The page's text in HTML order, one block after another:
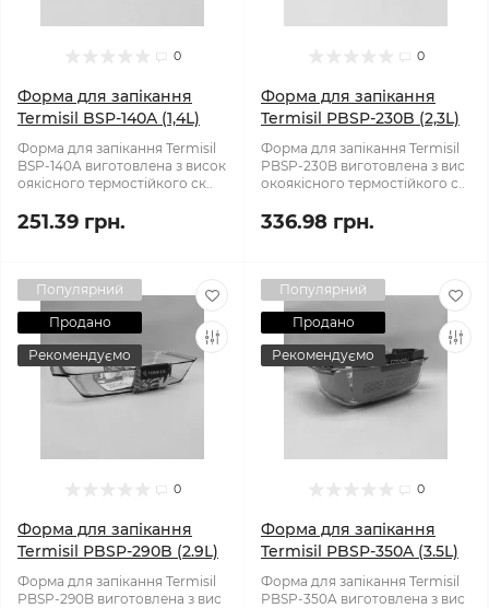
0
Форма для запікання
Termisil BSP-140A (1,4L)
Форма для запікання Termisil
BSP-140A виготовлена з висок
оякісного термостійкого ск..
251.39 грн.
0
Форма для запікання
Termisil PBSP-230B (2,3L)
Форма для запікання Termisil
PBSP-230B виготовлена з вис
окоякісного термостійкого с..
336.98 грн.
Популярний
Продано
Рекомендуємо
0
Форма для запікання
Termisil PBSP-290B (2.9L)
Форма для запікання Termisil
PBSP-290B виготовлена з вис
Популярний
Продано
Рекомендуємо
0
Форма для запікання
Termisil PBSP-350A (3.5L)
Форма для запікання Termisil
PBSP-350A виготовлена з вис